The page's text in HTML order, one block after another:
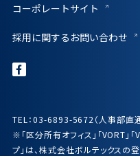
コーポレートサイト
採用に関するお問い合わせ
TEL：03-6893-5672（人事部直通
※「区分所有オフィス」「VORT」
プ」は、株式会社ボルテックスの